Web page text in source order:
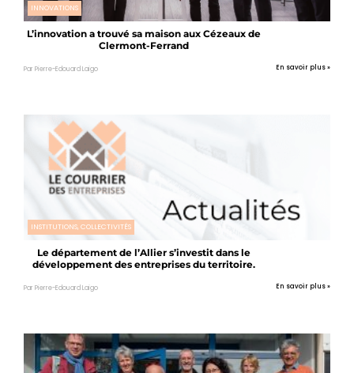
INNOVATIONS
L’innovation a trouvé sa maison aux Cézeaux de
Clermont-Ferrand
Par Pierre-Edouard Laigo En savoir plus »
INSTITUTIONS, COLLECTIVITÉS
Le département de l’Allier s’investit dans le
développement des entreprises du territoire.
Par Pierre-Edouard Laigo En savoir plus »